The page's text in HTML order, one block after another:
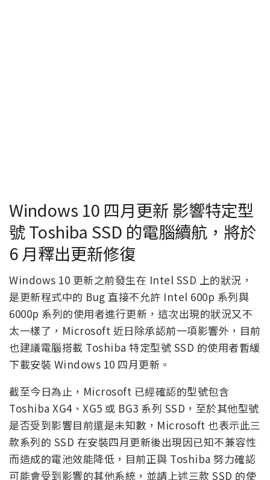
Windows 10 四月更新 影響特定型
號 Toshiba SSD 的電腦續航，將於
6 月釋出更新修復
Windows 10 更新之前發生在 Intel SSD 上的狀況，
是更新程式中的 Bug 直接不允許 Intel 600p 系列與
6000p 系列的使用者進行更新，這次出現的狀況又不
太一樣了，Microsoft 近日除承認前一項影響外，目前
也建議電腦搭載 Toshiba 特定型號 SSD 的使用者暫緩
下載安裝 Windows 10 四月更新。
截至今日為止，Microsoft 已經確認的型號包含
Toshiba XG4、XG5 或 BG3 系列 SSD，至於其他型號
是否受到影響目前還是未知數，Microsoft 也表示此三
款系列的 SSD 在安裝四月更新後出現因已知不兼容性
而造成的電池效能降低，目前正與 Toshiba 努力確認
可能會受到影響的其他系統，並請上述三款 SSD 的使